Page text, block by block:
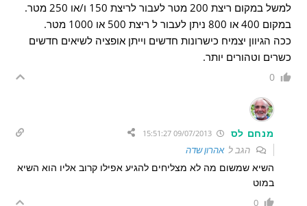
למשל במקום ריצת 200 מטר לעבור לריצת 150 ו/או 250 מטר.
במקום 400 או 800 ניתן לעבור ל ריצת 500 או 1000 מטר.
ככה הגיוון יצמיח כישרונות חדשים וייתן אופציה לשיאים חדשים
כשרים וטהורים יותר.
0
מנחם לס 09/07/2013 15:51:27
הגב לאהרון שדה
השיא שמשום מה לא מצליחים להגיע אפילו קרוב אליו הוא השיא
במוט
0